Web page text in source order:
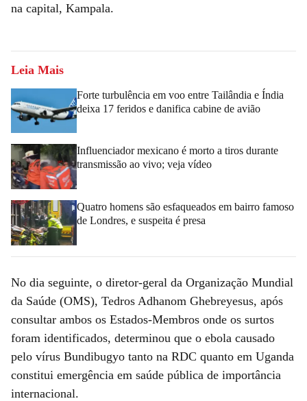
na capital, Kampala.
Leia Mais
Forte turbulência em voo entre Tailândia e Índia
deixa 17 feridos e danifica cabine de avião
Influenciador mexicano é morto a tiros durante
transmissão ao vivo; veja vídeo
Quatro homens são esfaqueados em bairro famoso
de Londres, e suspeita é presa
No dia seguinte, o diretor-geral da Organização Mundial
da Saúde (OMS), Tedros Adhanom Ghebreyesus, após
consultar ambos os Estados-Membros onde os surtos
foram identificados, determinou que o ebola causado
pelo vírus Bundibugyo tanto na RDC quanto em Uganda
constitui emergência em saúde pública de importância
internacional.